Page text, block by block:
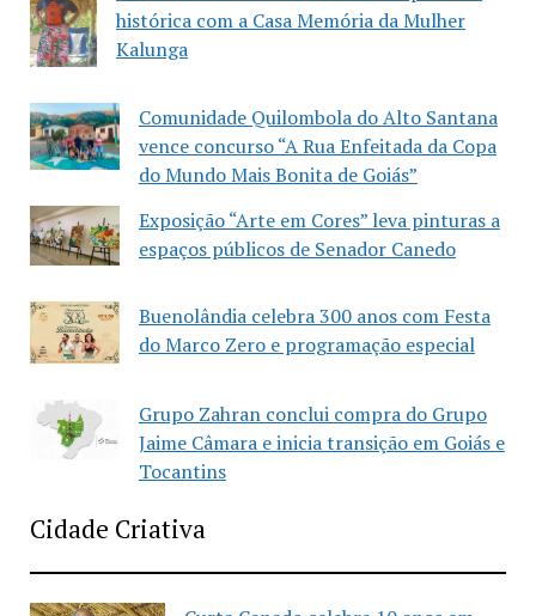
histórica com a Casa Memória da Mulher
Kalunga
Comunidade Quilombola do Alto Santana
vence concurso “A Rua Enfeitada da Copa
do Mundo Mais Bonita de Goiás”
Exposição “Arte em Cores” leva pinturas a
espaços públicos de Senador Canedo
Buenolândia celebra 300 anos com Festa
do Marco Zero e programação especial
Grupo Zahran conclui compra do Grupo
Jaime Câmara e inicia transição em Goiás e
Tocantins
Cidade Criativa